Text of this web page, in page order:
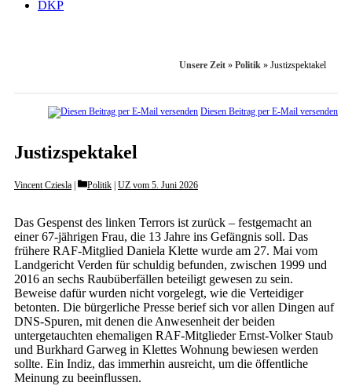
DKP
Unsere Zeit » Politik » Justizspektakel
Diesen Beitrag per E-Mail versenden
Justizspektakel
Vincent Cziesla Categories
Politik UZ vom 5. Juni 2026
Das Gespenst des linken Terrors ist zurück – festgemacht an
einer 67-jährigen Frau, die 13 Jahre ins Gefängnis soll. Das
frühere RAF-Mitglied Daniela Klette wurde am 27. Mai vom
Landgericht Verden für schuldig befunden, zwischen 1999 und
2016 an sechs Raubüberfällen beteiligt gewesen zu sein.
Beweise dafür wurden nicht vorgelegt, wie die Verteidiger
betonten. Die bürgerliche Presse berief sich vor allen Dingen auf
DNS-Spuren, mit denen die Anwesenheit der beiden
untergetauchten ehemaligen RAF-Mitglieder Ernst-Volker Staub
und Burkhard Garweg in Klettes Wohnung bewiesen werden
sollte. Ein Indiz, das immerhin ausreicht, um die öffentliche
Meinung zu beeinflussen.